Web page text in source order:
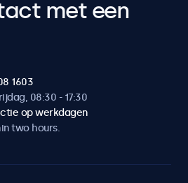
met een
1603
08:30 - 17:30
op werkdagen
two hours.